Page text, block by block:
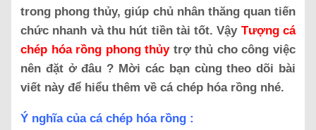
trong phong thủy, giúp chủ nhân thăng quan tiến
chức nhanh và thu hút tiền tài tốt. Vậy Tượng cá
chép hóa rồng phong thủytrợ thủ cho công việc
nên đặt ở đâu ? Mời các bạn cùng theo dõi bài
viết này để hiểu thêm về cá chép hóa rồng nhé.
Ý nghĩa của cá chép hóa rồng :